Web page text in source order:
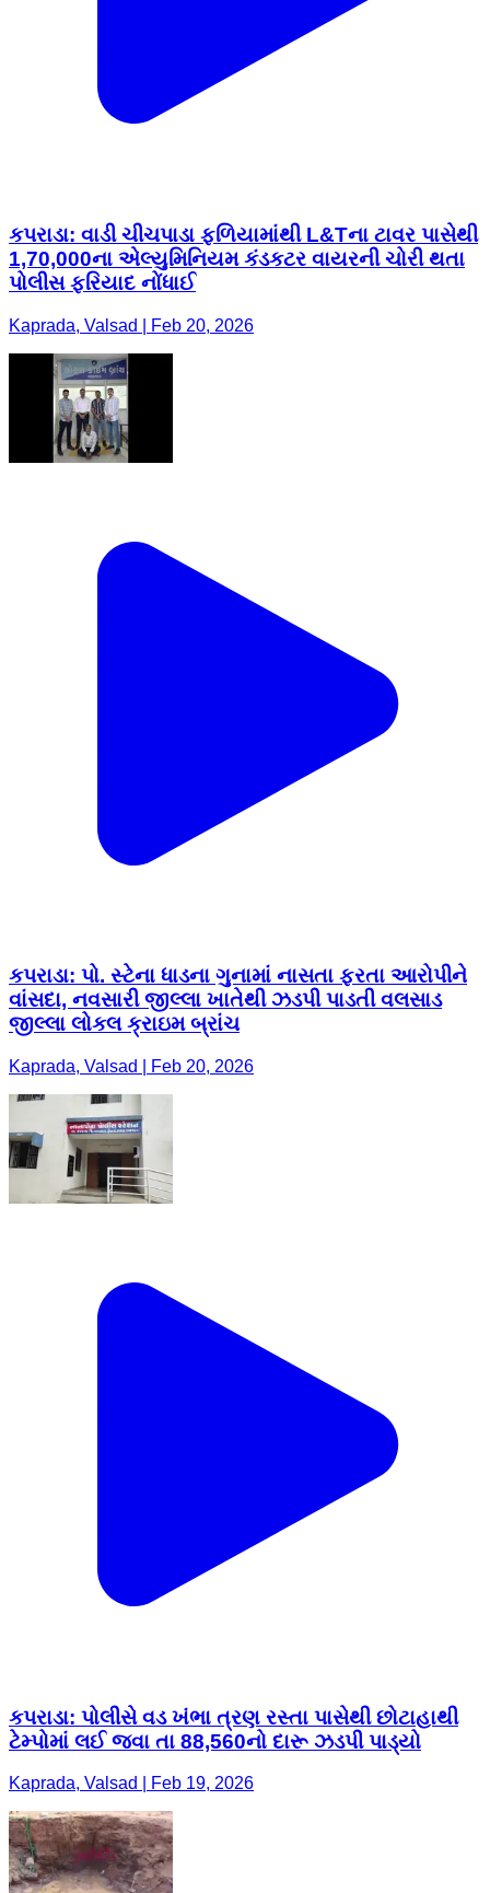
કપરાડા: વાડી ચીચપાડા ફળિયામાંથી L&Tના ટાવર પાસેથી
1,70,000ના એલ્યુમિનિયમ કંડકટર વાયરની ચોરી થતા
પોલીસ ફરિયાદ નોંધાઈ
Kaprada, Valsad | Feb 20, 2026
કપરાડા: પો. સ્ટેના ધાડના ગુનામાં નાસતા ફરતા આરોપીને
વાંસદા, નવસારી જીલ્લા ખાતેથી ઝડપી પાડતી વલસાડ
જીલ્લા લોકલ ક્રાઇમ બ્રાંચ
Kaprada, Valsad | Feb 20, 2026
કપરાડા: પોલીસે વડ ખંભા ત્રણ રસ્તા પાસેથી છોટાહાથી
ટેમ્પોમાં લઈ જવા તા 88,560નો દારૂ ઝડપી પાડ્યો
Kaprada, Valsad | Feb 19, 2026